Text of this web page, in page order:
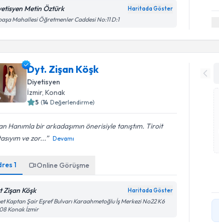
Metin Öztürk Haritada Göster
Mahallesi Öğretmenler Caddesi No:11 D:1
Dyt. Zişan Köşk
Diyetisyen
İzmir,Konak
5 (14 Değerlendirme)
Hanımla bir arkadaşımın önerisiyle tanıştım. Tiroit
ve zor...
Devamı
1 Online Görüşme
Zişan Köşk Haritada Göster
Kaptan Şair Eşref Bulvarı Karaahmetoğlu İş Merkezi No22 K6
Konak İzmir